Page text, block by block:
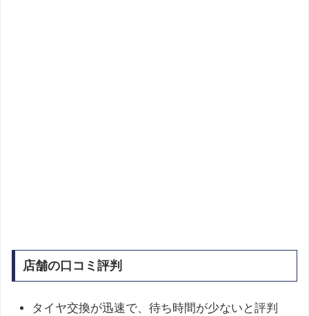
店舗の口コミ評判
タイヤ交換が迅速で、待ち時間が少ないと評判